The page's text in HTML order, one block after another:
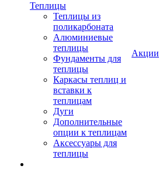
Теплицы
Теплицы из
поликарбоната
Алюминиевые
теплицы
Фундаменты для
теплицы
Каркасы теплиц и
вставки к
теплицам
Дуги
Дополнительные
опции к теплицам
Аксессуары для
теплицы
Акции